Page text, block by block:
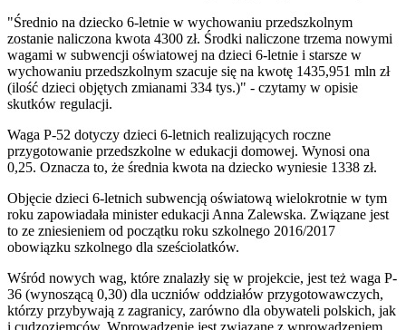
"Średnio na dziecko 6-letnie w wychowaniu przedszkolnym
zostanie naliczona kwota 4300 zł. Środki naliczone trzema nowymi
wagami w subwencji oświatowej na dzieci 6-letnie i starsze w
wychowaniu przedszkolnym szacuje się na kwotę 1435,951 mln zł
(ilość dzieci objętych zmianami 334 tys.)" - czytamy w opisie
skutków regulacji.
Waga P-52 dotyczy dzieci 6-letnich realizujących roczne
przygotowanie przedszkolne w edukacji domowej. Wynosi ona
0,25. Oznacza to, że średnia kwota na dziecko wyniesie 1338 zł.
Objęcie dzieci 6-letnich subwencją oświatową wielokrotnie w tym
roku zapowiadała minister edukacji Anna Zalewska. Związane jest
to ze zniesieniem od początku roku szkolnego 2016/2017
obowiązku szkolnego dla sześciolatków.
Wśród nowych wag, które znalazły się w projekcie, jest też waga P-
36 (wynoszącą 0,30) dla uczniów oddziałów przygotowawczych,
którzy przybywają z zagranicy, zarówno dla obywateli polskich, jak
i cudzoziemców. Wprowadzenie jest związane z wprowadzeniem